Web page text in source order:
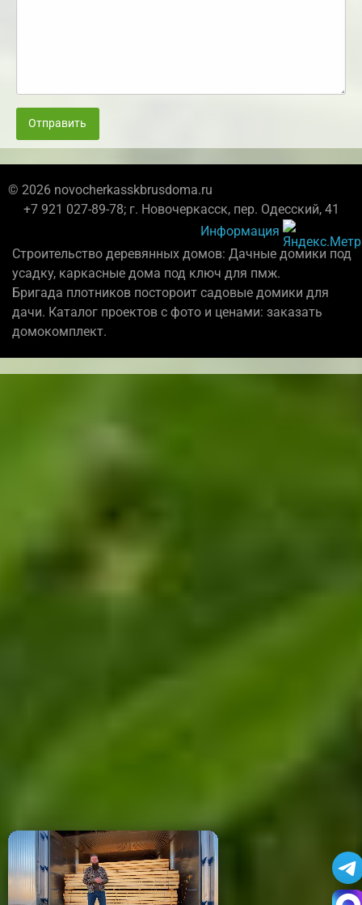
Отправить
© 2026 novocherkasskbrusdoma.ru
+7 921 027-89-78; г. Новочеркасск, пер. Одесский, 41
Информация
Строительство деревянных домов: Дачные домики под
усадку, каркасные дома под ключ для пмж.
Бригада плотников постороит садовые домики для
дачи. Каталог проектов с фото и ценами: заказать
домокомплект.